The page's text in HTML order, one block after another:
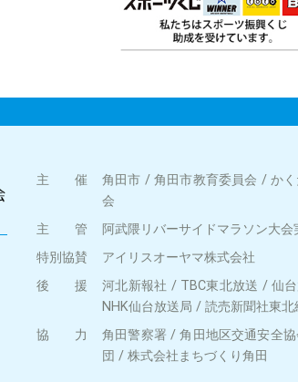
主 催
角田市 / 角田市教育委員会 / か
会
主 管
阿武隈リバーサイドマラソン大会
特別協賛
アイリスオーヤマ株式会社
後 援
河北新報社 / TBC東北放送 / 仙
NHK仙台放送局 / 読売新聞社東
協 力
角田警察署 / 角田地区交通安全
団 / 株式会社まちづくり角田